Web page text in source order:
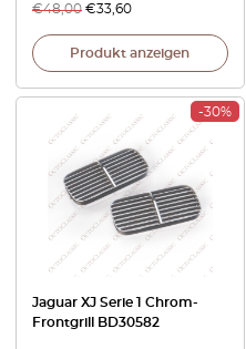
€48,00 €33,60
Produkt anzeigen
-30%
Jaguar XJ Serie 1 Chrom-
Frontgrill BD30582